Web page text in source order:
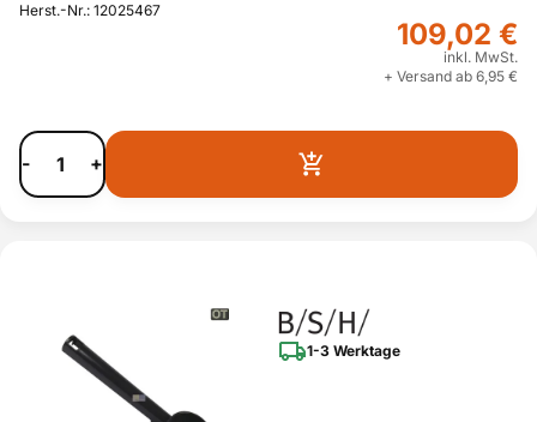
Herst.-Nr.: 12025467
109,02 €
inkl. MwSt.
+ Versand ab 6,95 €
- +
1-3 Werktage